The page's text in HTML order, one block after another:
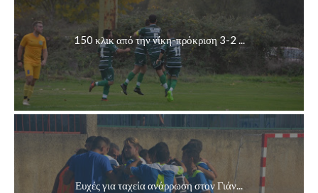
150 κλικ από την νίκη-πρόκριση 3-2 ...
Ευχές για ταχεία ανάρρωση στον Γιάν...